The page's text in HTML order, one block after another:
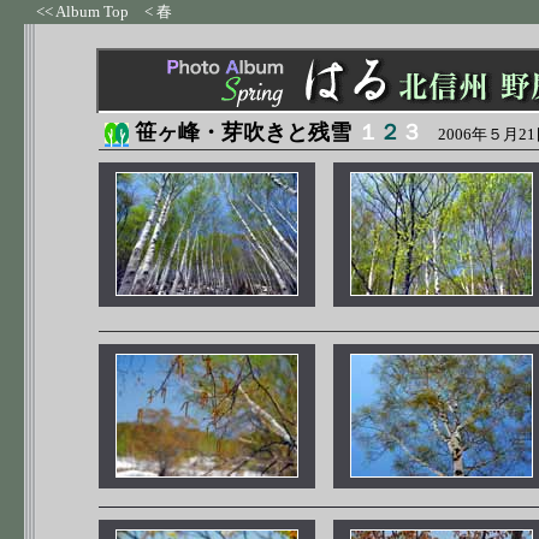
<< Album Top < 春
笹ヶ峰・芽吹きと残雪 １ ２ ３ 2006年５月21